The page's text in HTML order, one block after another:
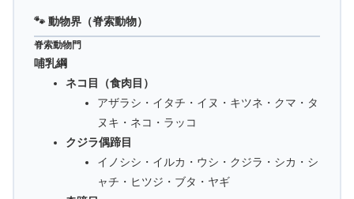
🐾 動物界（脊索動物）
脊索動物門
哺乳綱
ネコ目（食肉目）
アザラシ・イタチ・イヌ・キツネ・クマ・タ
ヌキ・ネコ・ラッコ
クジラ偶蹄目
イノシシ・イルカ・ウシ・クジラ・シカ・シ
ャチ・ヒツジ・ブタ・ヤギ